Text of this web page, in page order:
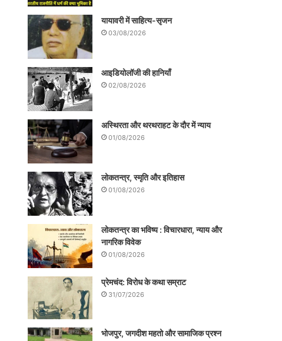
यायावरी में साहित्य-सृजन
03/08/2026
आइडियोलॉजी की हानियाँ
02/08/2026
अस्थिरता और थरथराहट के दौर में न्याय
01/08/2026
लोकतन्त्र, स्मृति और इतिहास
01/08/2026
लोकतन्त्र का भविष्य : विचारधारा, न्याय और
नागरिक विवेक
01/08/2026
प्रेमचंद: विरोध के कथा सम्राट
31/07/2026
भोजपुर, जगदीश महतो और सामाजिक प्रश्न